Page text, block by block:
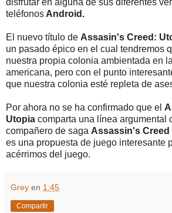
teléfonos Android.
El nuevo título de Assasin's Creed:
un pasado épico en el cual tendremos
nuestra propia colonia ambientada en
americana, pero con el punto
que nuestra colonia esté repleta de
Por ahora no se ha confirmado que el
Utopia comparta una línea argumental
compañero de saga Assassin's Creed
es una propuesta de juego interesante
acérrimos del juego.
Grey en 1:45
Compartir